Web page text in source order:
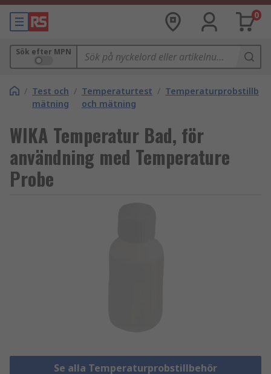
0
Sök efter MPN
/ Test och
mätning
/ Temperaturtest
och mätning
/
WIKA Temperatur Bad, för
användning med Temperature
Probe
Se alla Temperaturprobstillbehör